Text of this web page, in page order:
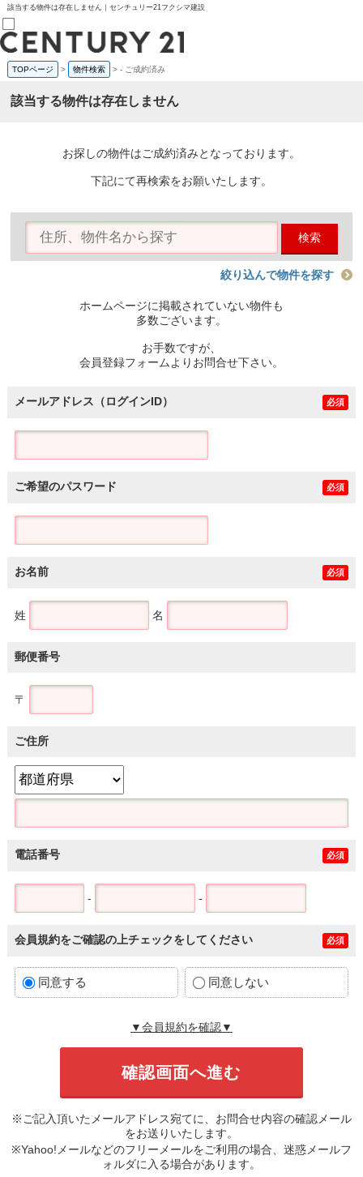
該当する物件は存在しません｜センチュリー21フクシマ建設
売買部
0120-800-844
賃貸部
会員メニュー
物件を探す
購入TOP
条件から探す
住宅ローン控除シミュレータ
TOPページ > 物件検索 >- ご成約済み
該当する物件は存在しません
お探しの物件はご成約済みとなっております。
下記にて再検索をお願いたします。
検索
絞り込んで物件を探す
ホームページに掲載されていない物件も
多数ございます。
お手数ですが、
会員登録フォームよりお問合せ下さい。
メールアドレス（ログインID） 必須
ご希望のパスワード 必須
お名前 必須
姓 名
郵便番号
〒
ご住所
電話番号 必須
- -
会員規約をご確認の上チェックをしてください 必須
同意する 同意しない
▼会員規約を確認▼
※ご記入頂いたメールアドレス宛てに、お問合せ内容の確認メール
をお送りいたします。
※Yahoo!メールなどのフリーメールをご利用の場合、迷惑メールフ
ォルダに入る場合があります。